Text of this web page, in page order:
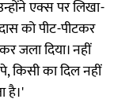
एक्स पर लिखा-
को पीट-पीटकर
जला दिया। नहीं
किसी का दिल नहीं
है।'